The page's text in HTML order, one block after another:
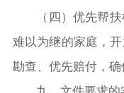
（四）优先帮
难以为继的家庭，
勘查、优先赔付，确